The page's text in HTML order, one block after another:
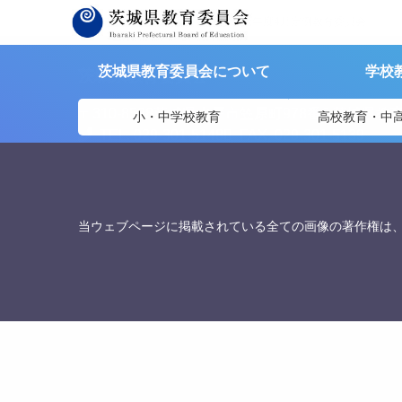
茨城県教育委員会について 学校
小・中学校教育 高校教育・中
茨城県教育委員会>議事録>令和元年度4月定例教育委員会
茨城県教育委員会
〒310-8588 茨城県水戸市笠原町978番6 茨城県教
TEL. 029-301-5148
FAX. 029-301-5139
当ウェブページに掲載されている全ての画像の著作権